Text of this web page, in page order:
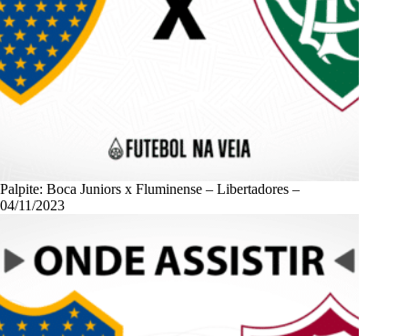
Palpite: Boca Juniors x Fluminense – Libertadores –
04/11/2023